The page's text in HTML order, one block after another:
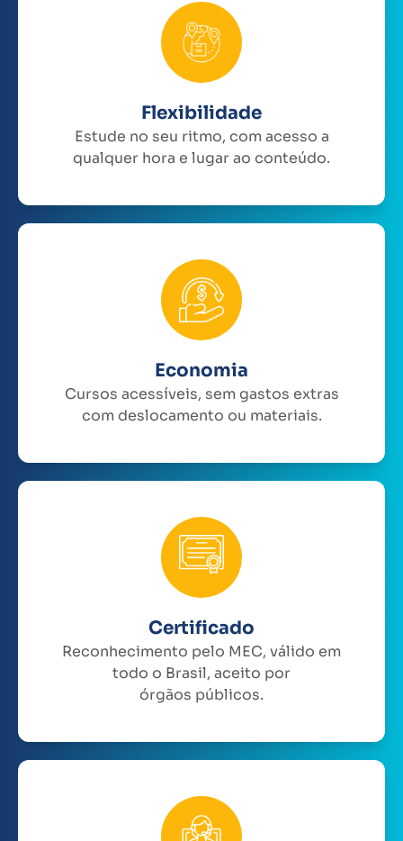
Flexibilidade
Estude no seu ritmo, com acesso a
qualquer hora e lugar ao conteúdo.
Economia
Cursos acessíveis, sem gastos extras
com deslocamento ou materiais.
Certificado
Reconhecimento pelo MEC, válido em
todo o Brasil, aceito por
órgãos públicos.